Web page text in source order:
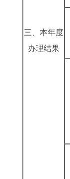
三、本年度
办理结果